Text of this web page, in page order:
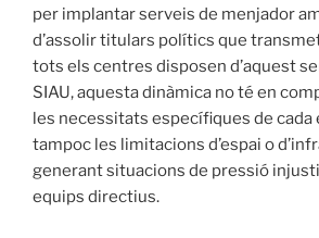
per implantar serveis de menjador
d’assolir titulars polítics que
tots els centres disposen d’aquest
SIAU, aquesta dinàmica no té en
les necessitats específiques de cada
tampoc les limitacions d’espai o
generant situacions de pressió
equips directius.